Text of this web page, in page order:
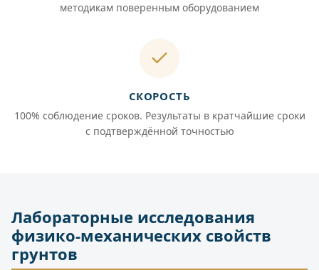
методикам поверенным оборудованием
СКОРОСТЬ
100% соблюдение сроков. Результаты в кратчайшие сроки
с подтверждённой точностью
Лабораторные исследования
физико-механических свойств
грунтов